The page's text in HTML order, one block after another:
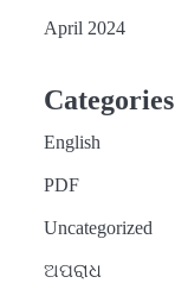
April 2024
Categories
English
PDF
Uncategorized
ଅପରାଧ